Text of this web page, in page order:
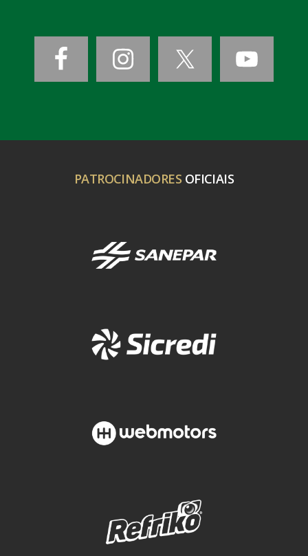
PATROCINADORES OFICIAIS